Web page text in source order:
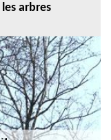
arbres